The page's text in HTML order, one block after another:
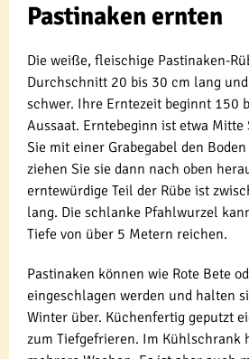
Pastinaken ernten
Die weiße, fleischige Pastinaken-
Durchschnitt 20 bis 30 cm lang
schwer. Ihre Erntezeit beginnt 150
Aussaat. Erntebeginn ist etwa Mitte
Sie mit einer Grabegabel den
ziehen Sie sie dann nach oben
erntewürdige Teil der Rübe ist
lang. Die schlanke Pfahlwurzel
Tiefe von über 5 Metern reichen.
Pastinaken können wie Rote Bete
eingeschlagen werden und halten
Winter über. Küchenfertig geputzt
zum Tiefgefrieren. Im Kühlschrank